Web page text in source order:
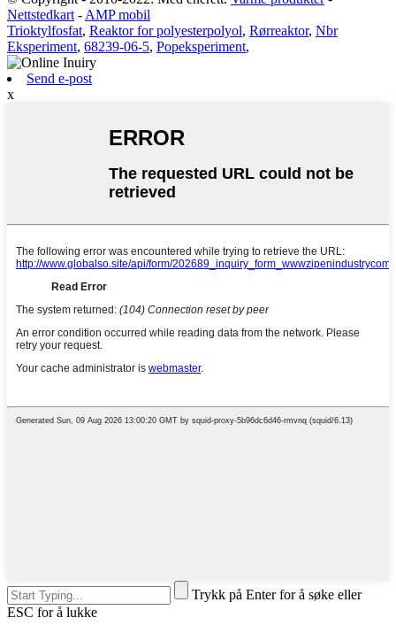
Nettstedkart - AMP mobil
Trioktylfosfat, Reaktor for polyesterpolyol, Rørreaktor, Nbr
Eksperiment, 68239-06-5, Popeksperiment,
Send e-post
x
Trykk på Enter for å søke eller
ESC for å lukke